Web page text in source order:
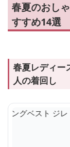
春夏のおし
すすめ14選
春夏レディー
人の着回し